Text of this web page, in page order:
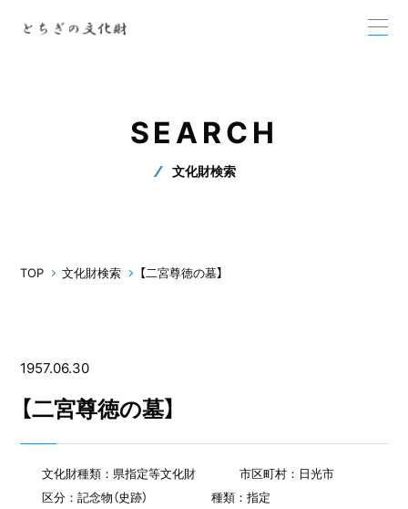
SEARCH
文化財検索
TOP 文化財検索 【二宮尊徳の墓】
1957.06.30
【二宮尊徳の墓】
文化財種類：県指定等文化財
市区町村：日光市
区分：記念物（史跡）
種類：指定